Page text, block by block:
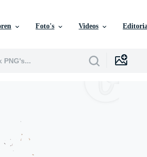
Foto's Videos